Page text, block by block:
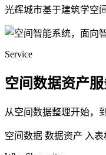
光辉城市基于建筑学空
Service
空间数据资产
从空间数据整理开始，
空间数据 数据资产 入